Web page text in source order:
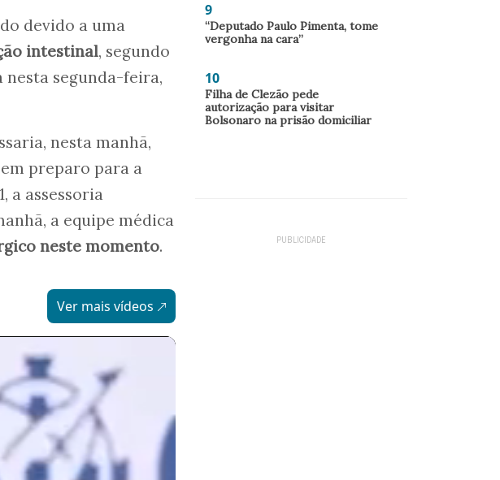
devido a uma
intestinal, segundo
nesta segunda-feira,
nesta manhã,
preparo para a
a assessoria
a equipe médica
neste momento.
Ver mais vídeos
9
“Deputado Paulo Pimenta, tome
vergonha na cara”
10
Filha de Clezão pede
autorização para visitar
Bolsonaro na prisão domiciliar